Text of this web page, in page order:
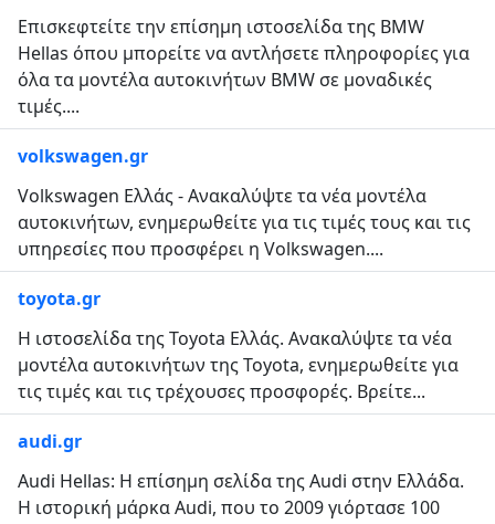
Επισκεφτείτε την επίσημη ιστοσελίδα της BMW
Hellas όπου μπορείτε να αντλήσετε πληροφορίες για
όλα τα μοντέλα αυτοκινήτων BMW σε μοναδικές
τιμές....
volkswagen.gr
Volkswagen Ελλάς - Ανακαλύψτε τα νέα μοντέλα
αυτοκινήτων, ενημερωθείτε για τις τιμές τους και τις
υπηρεσίες που προσφέρει η Volkswagen....
toyota.gr
Η ιστοσελίδα της Toyota Ελλάς. Ανακαλύψτε τα νέα
μοντέλα αυτοκινήτων της Toyota, ενημερωθείτε για
τις τιμές και τις τρέχουσες προσφορές. Βρείτε...
audi.gr
Audi Hellas: Η επίσημη σελίδα της Audi στην Ελλάδα.
Η ιστορική μάρκα Audi, που το 2009 γιόρτασε 100